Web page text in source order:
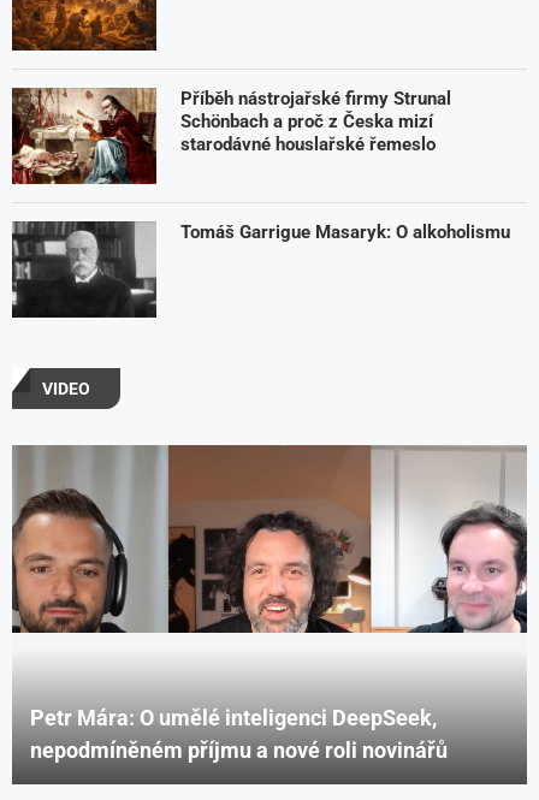
Příběh nástrojařské firmy Strunal
Schönbach a proč z Česka mizí
starodávné houslařské řemeslo
Tomáš Garrigue Masaryk: O alkoholismu
VIDEO
Petr Mára: O umělé inteligenci DeepSeek,
nepodmíněném příjmu a nové roli novinářů